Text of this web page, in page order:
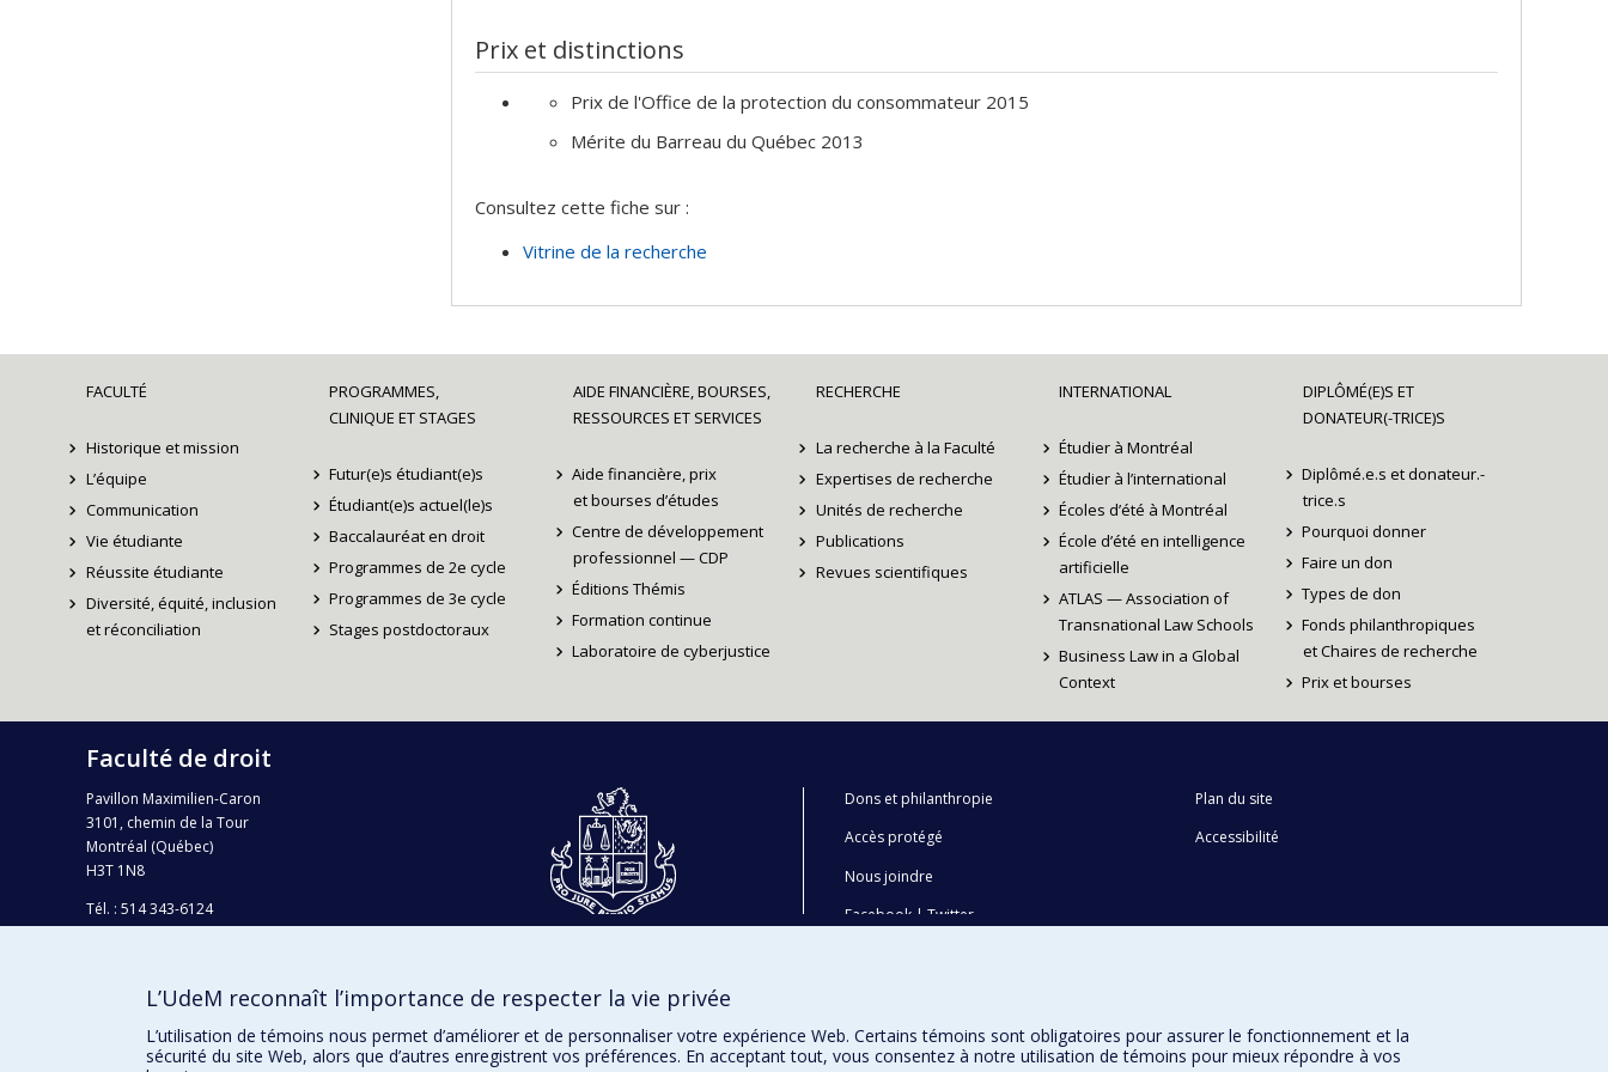
d'information juridique (SOQUIJ) , AMF/Autorité des marchés financiers , Université de Montréal
Programmes de subvention :PV128152-Subvention de partenariat , , ,
Prix et distinctions
Prix de l'Office de la protection du consommateur 2015
Mérite du Barreau du Québec 2013
Consultez cette fiche sur :
Vitrine de la recherche
FACULTÉ
Historique et mission
L’équipe
Communication
Vie étudiante
Réussite étudiante
Diversité, équité, inclusion
et réconciliation
PROGRAMMES,
CLINIQUE ET STAGES
Futur(e)s étudiant(e)s
Étudiant(e)s actuel(le)s
Baccalauréat en droit
Programmes de 2e cycle
Programmes de 3e cycle
Stages postdoctoraux
AIDE FINANCIÈRE, BOURSES,
RESSOURCES ET SERVICES
Aide financière, prix
et bourses d’études
Centre de développement
professionnel — CDP
Éditions Thémis
Formation continue
Laboratoire de cyberjustice
RECHERCHE
La recherche à la Faculté
Expertises de recherche
Unités de recherche
Publications
Revues scientifiques
INTERNATIONAL
Étudier à Montréal
Étudier à l’international
Écoles d’été à Montréal
École d’été en intelligence
artificielle
ATLAS — Association of
Transnational Law Schools
Business Law in a Global
Context
DIPLÔMÉ(E)S ET
DONATEUR(-TRICE)S
Diplômé.e.s et donateur.-
trice.s
Pourquoi donner
Faire un don
Types de don
Fonds philanthropiques
et Chaires de recherche
Prix et bourses
Faculté de droit
Pavillon Maximilien-Caron
3101, chemin de la Tour
Montréal (Québec)
H3T 1N8
Tél. : 514 343-6124
Téléc.: 514 343-2199
Plan campus
Dons et philanthropie
Accès protégé
Nous joindre
Facebook |Twitter
Plan du site
Accessibilité
L’UdeM reconnaît l’importance de respecter la vie privée
L’utilisation de témoins nous permet d’améliorer et de personnaliser votre expérience Web. Certains témoins sont obligatoires pour assurer le fonctionnement et la
sécurité du site Web, alors que d’autres enregistrent vos préférences. En acceptant tout, vous consentez à notre utilisation de témoins pour mieux répondre à vos